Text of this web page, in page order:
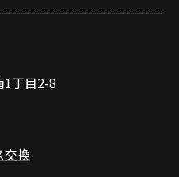
1丁目2-8
交換